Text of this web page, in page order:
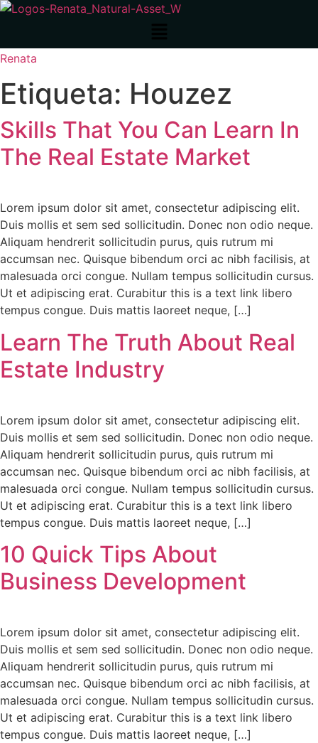
Renata
Etiqueta: Houzez
Skills That You Can Learn In
The Real Estate Market
Lorem ipsum dolor sit amet, consectetur adipiscing elit.
Duis mollis et sem sed sollicitudin. Donec non odio neque.
Aliquam hendrerit sollicitudin purus, quis rutrum mi
accumsan nec. Quisque bibendum orci ac nibh facilisis, at
malesuada orci congue. Nullam tempus sollicitudin cursus.
Ut et adipiscing erat. Curabitur this is a text link libero
tempus congue. Duis mattis laoreet neque, […]
Learn The Truth About Real
Estate Industry
Lorem ipsum dolor sit amet, consectetur adipiscing elit.
Duis mollis et sem sed sollicitudin. Donec non odio neque.
Aliquam hendrerit sollicitudin purus, quis rutrum mi
accumsan nec. Quisque bibendum orci ac nibh facilisis, at
malesuada orci congue. Nullam tempus sollicitudin cursus.
Ut et adipiscing erat. Curabitur this is a text link libero
tempus congue. Duis mattis laoreet neque, […]
10 Quick Tips About
Business Development
Lorem ipsum dolor sit amet, consectetur adipiscing elit.
Duis mollis et sem sed sollicitudin. Donec non odio neque.
Aliquam hendrerit sollicitudin purus, quis rutrum mi
accumsan nec. Quisque bibendum orci ac nibh facilisis, at
malesuada orci congue. Nullam tempus sollicitudin cursus.
Ut et adipiscing erat. Curabitur this is a text link libero
tempus congue. Duis mattis laoreet neque, […]